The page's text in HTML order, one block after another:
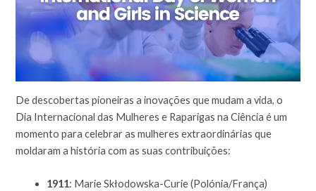
De descobertas pioneiras a inovações que mudam a vida, o
Dia Internacional das Mulheres e Raparigas na Ciência é um
momento para celebrar as mulheres extraordinárias que
moldaram a história com as suas contribuições:
1911: Marie Skłodowska-Curie (Polónia/França)